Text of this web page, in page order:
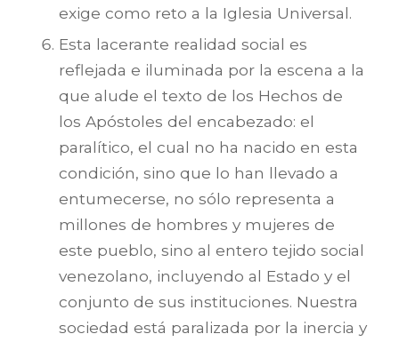
exige como reto a la Iglesia Universal.
Esta lacerante realidad social es
reflejada e iluminada por la escena a la
que alude el texto de los Hechos de
los Apóstoles del encabezado: el
paralítico, el cual no ha nacido en esta
condición, sino que lo han llevado a
entumecerse, no sólo representa a
millones de hombres y mujeres de
este pueblo, sino al entero tejido social
venezolano, incluyendo al Estado y el
conjunto de sus instituciones. Nuestra
sociedad está paralizada por la inercia y